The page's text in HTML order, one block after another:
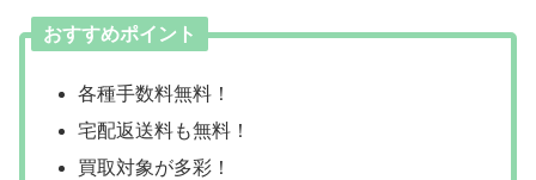
おすすめポイント
各種手数料無料！
宅配返送料も無料！
買取対象が多彩！